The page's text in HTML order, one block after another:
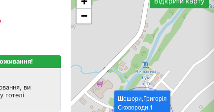
ви
готелі
Шешори,Григорія
Сковороди,1
−